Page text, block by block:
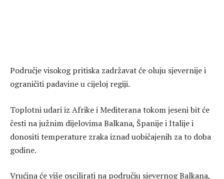
Područje visokog pritiska zadržavat će oluju sjevernije i
ograničiti padavine u cijeloj regiji.
Toplotni udari iz Afrike i Mediterana tokom jeseni bit će
česti na južnim dijelovima Balkana, Španije i Italije i
donositi temperature zraka iznad uobičajenih za to doba
godine.
Vrućina će više oscilirati na području sjevernog Balkana,